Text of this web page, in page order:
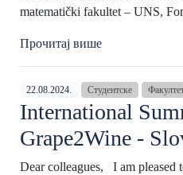
matematički fakultet – UNS,
Прочитај више
22.08.2024. Студентске
International
Grape2Wine -
Dear colleagues, I am pleased